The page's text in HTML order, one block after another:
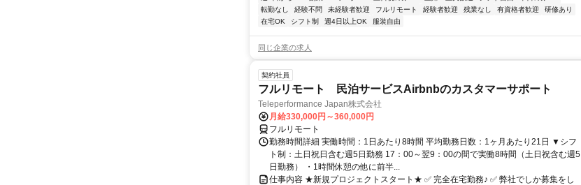
転勤なし
経験不問 未経験者歓迎 フルリモート 経験者歓迎 残業なし 有資格者歓迎
研修あり
在宅OK
シフト制 週4日以上OK 服装自由
同じ企業の求人
契約社員
フルリモート 民泊サービスAirbnbのカスタマーサポート
Teleperformance Japan株式会社
月給330,000円～360,000円
フルリモート
勤務時間詳細 実働時間：1日あたり8時間 平均勤務日数：1ヶ月あたり21日 ▼シフ
ト制：土日祝日含む週5日勤務 17：00～翌9：00の間で実働8時間（土日祝含む週5
日勤務） ・1時間休憩の他に前半...
仕事内容 ★新規プロジェクトスタート★ ✅ 完全在宅勤務♪ ✅ 弊社でしか募集をし